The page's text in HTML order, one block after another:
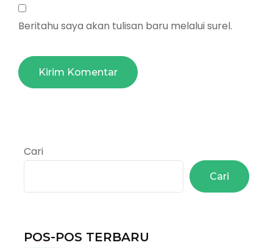
Beritahu saya akan tulisan baru melalui surel.
Cari
Cari
POS-POS TERBARU